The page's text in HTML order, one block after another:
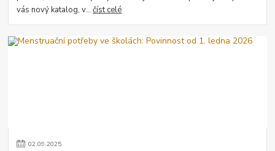
vás nový katalog, v...číst celé
02.09.2025